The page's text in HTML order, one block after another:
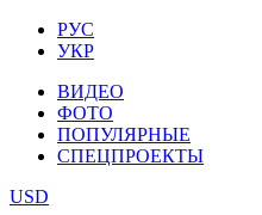
РУС
УКР
ВИДЕО
ФОТО
ПОПУЛЯРНЫЕ
СПЕЦПРОЕКТЫ
USD